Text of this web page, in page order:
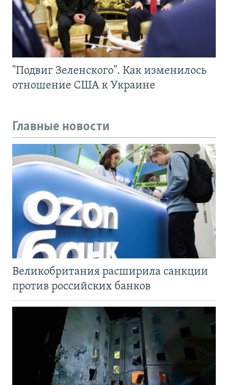
"Подвиг Зеленского". Как изменилось
отношение США к Украине
Главные новости
Великобритания расширила санкции
против российских банков